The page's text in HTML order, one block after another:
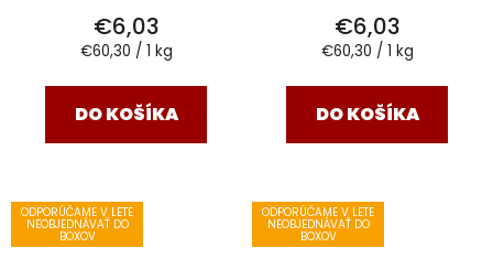
€6,03
Jednotková
€60,30 / 1 kg
DO KOŠÍKA
€6,03
Jednotková
€60,30 / 1 kg
DO KOŠÍKA
ODPORÚČAME V LETE
NEOBJEDNÁVAŤ DO
BOXOV
ODPORÚČAME V LETE
NEOBJEDNÁVAŤ DO
BOXOV